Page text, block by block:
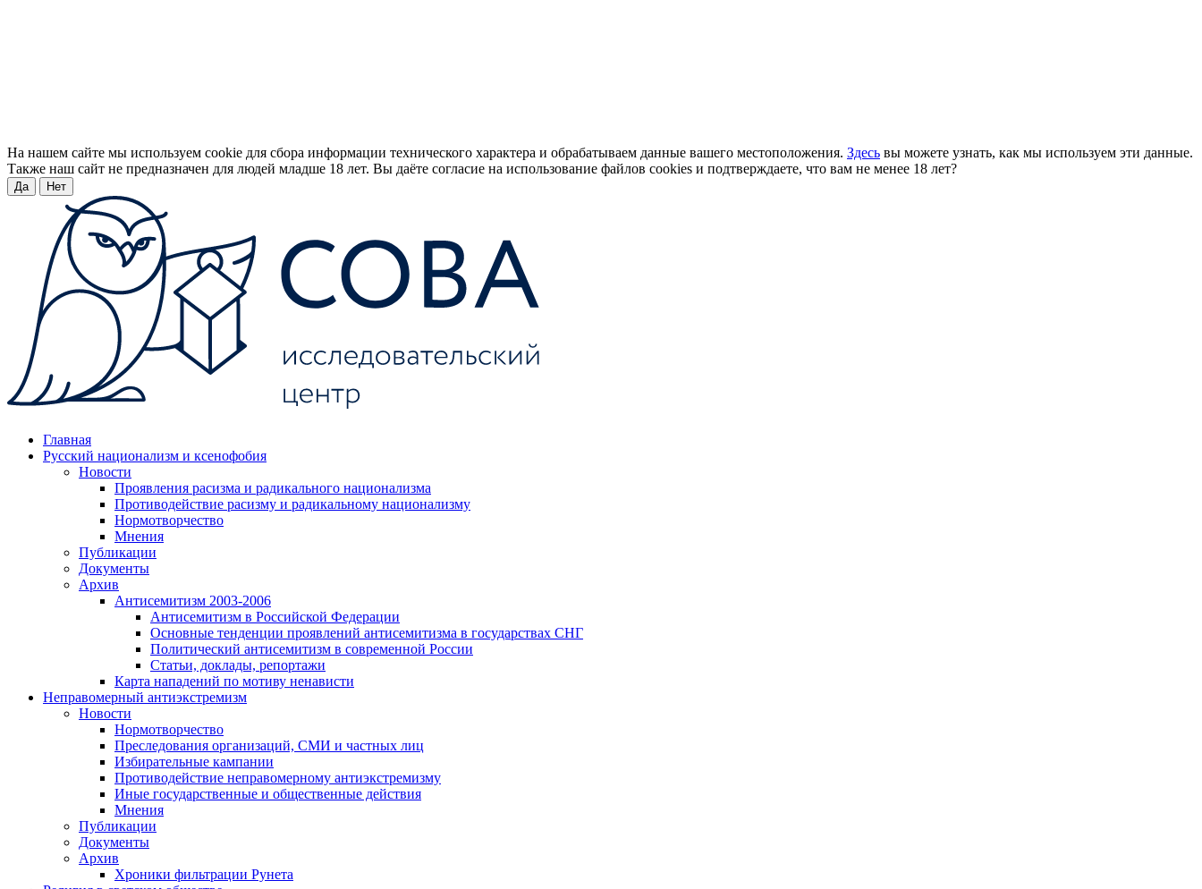
На нашем сайте мы используем cookie для сбора информации технического характера и обрабатываем данные вашего местоположения. Здесь вы можете узнать, как мы используем эти данные.
Также наш сайт не предназначен для людей младше 18 лет. Вы даёте согласие на использование файлов cookies и подтверждаете, что вам не менее 18 лет?
Да Нет
Главная
Русский национализм и ксенофобия
Новости
Проявления расизма и радикального национализма
Противодействие расизму и радикальному национализму
Нормотворчество
Мнения
Публикации
Документы
Архив
Антисемитизм 2003-2006
Антисемитизм в Российской Федерации
Основные тенденции проявлений антисемитизма в государствах СНГ
Политический антисемитизм в современной России
Статьи, доклады, репортажи
Карта нападений по мотиву ненависти
Неправомерный антиэкстремизм
Новости
Нормотворчество
Преследования организаций, СМИ и частных лиц
Избирательные кампании
Противодействие неправомерному антиэкстремизму
Иные государственные и общественные действия
Мнения
Публикации
Документы
Архив
Хроники фильтрации Рунета